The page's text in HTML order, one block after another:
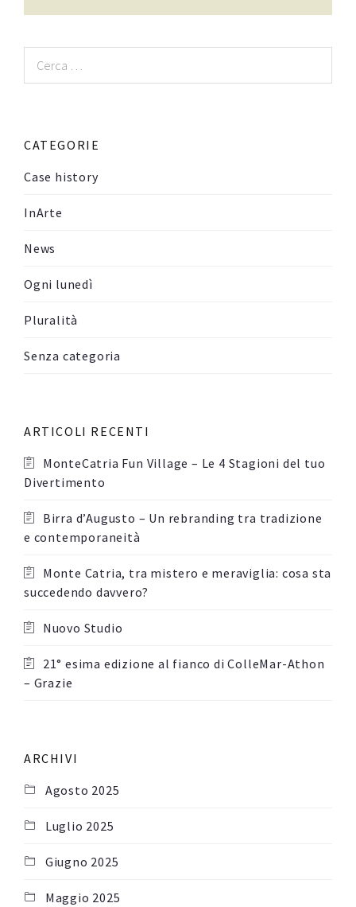
per:
CATEGORIE
Case history
InArte
News
Ogni lunedì
Pluralità
Senza categoria
ARTICOLI RECENTI
MonteCatria Fun Village – Le 4 Stagioni del tuo
Divertimento
Birra d’Augusto – Un rebranding tra tradizione
e contemporaneità
Monte Catria, tra mistero e meraviglia: cosa sta
succedendo davvero?
Nuovo Studio
21° esima edizione al fianco di ColleMar-Athon
– Grazie
ARCHIVI
Agosto 2025
Luglio 2025
Giugno 2025
Maggio 2025